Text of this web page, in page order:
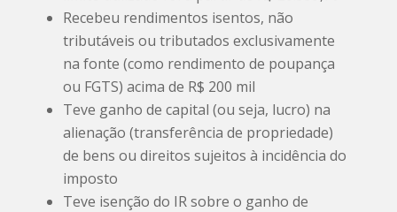
Recebeu rendimentos isentos, não
tributáveis ou tributados exclusivamente
na fonte (como rendimento de poupança
ou FGTS) acima de R$ 200 mil
Teve ganho de capital (ou seja, lucro) na
alienação (transferência de propriedade)
de bens ou direitos sujeitos à incidência do
imposto
Teve isenção do IR sobre o ganho de